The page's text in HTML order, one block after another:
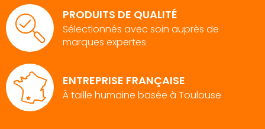
PRODUITS DE QUALITÉ
Sélectionnés avec soin auprès de
marques expertes
ENTREPRISE FRANÇAISE
À taille humaine basée à Toulouse